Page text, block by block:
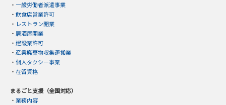
・ 一般労働者派遣事業
・ 飲食店営業許可
・ レストラン開業
・ 居酒屋開業
・ 建設業許可
・ 産業廃棄物収集運搬業
・ 個人タクシー事業
・ 在留資格
まるごと支援（全国対応）
・ 業務内容